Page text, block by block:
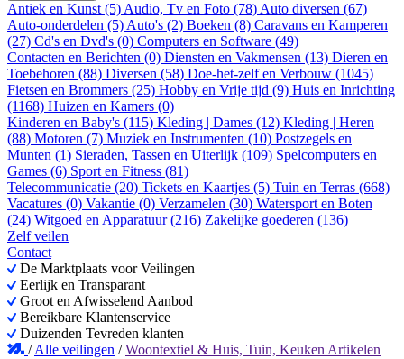
Antiek en Kunst (5) Audio, Tv en Foto (78) Auto diversen (67)
Auto-onderdelen (5) Auto's (2) Boeken (8) Caravans en Kamperen
(27) Cd's en Dvd's (0) Computers en Software (49)
Contacten en Berichten (0) Diensten en Vakmensen (13) Dieren en
Toebehoren (88) Diversen (58) Doe-het-zelf en Verbouw (1045)
Fietsen en Brommers (25) Hobby en Vrije tijd (9) Huis en Inrichting
(1168) Huizen en Kamers (0)
Kinderen en Baby's (115) Kleding | Dames (12) Kleding | Heren
(88) Motoren (7) Muziek en Instrumenten (10) Postzegels en
Munten (1) Sieraden, Tassen en Uiterlijk (109) Spelcomputers en
Games (6) Sport en Fitness (81)
Telecommunicatie (20) Tickets en Kaartjes (5) Tuin en Terras (668)
Vacatures (0) Vakantie (0) Verzamelen (30) Watersport en Boten
(24) Witgoed en Apparatuur (216) Zakelijke goederen (136)
Zelf veilen
Contact
De Marktplaats voor Veilingen
Eerlijk en Transparant
Groot en Afwisselend Aanbod
Bereikbare Klantenservice
Duizenden Tevreden klanten
/Alle veilingen /Woontextiel & Huis, Tuin, Keuken Artikelen